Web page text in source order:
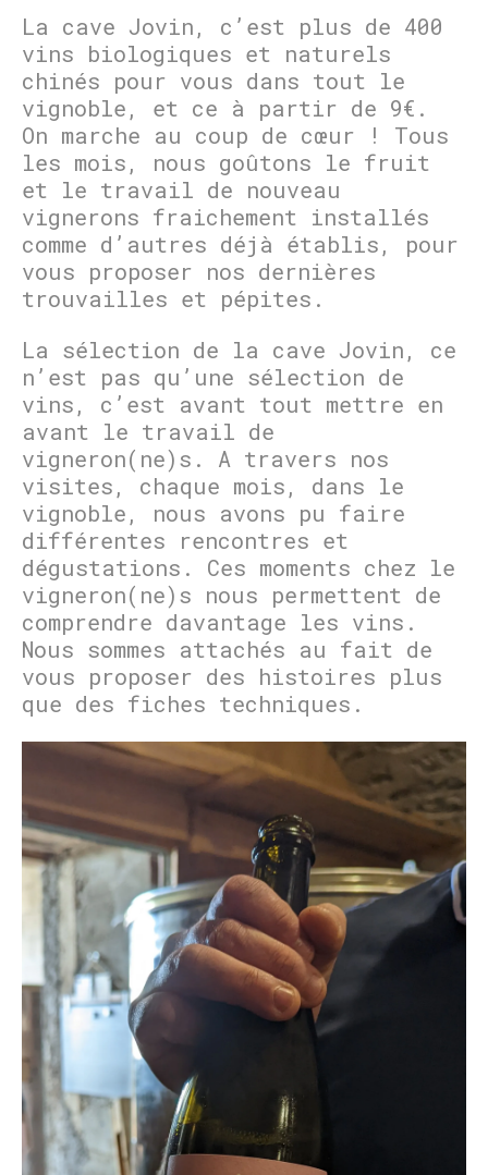
La cave Jovin, c’est plus de 400
vins biologiques et naturels
chinés pour vous dans tout le
vignoble, et ce à partir de 9€.
On marche au coup de cœur ! Tous
les mois, nous goûtons le fruit
et le travail de nouveau
vignerons fraichement installés
comme d’autres déjà établis, pour
vous proposer nos dernières
trouvailles et pépites.
La sélection de la cave Jovin, ce
n’est pas qu’une sélection de
vins, c’est avant tout mettre en
avant le travail de
vigneron(ne)s. A travers nos
visites, chaque mois, dans le
vignoble, nous avons pu faire
différentes rencontres et
dégustations. Ces moments chez le
vigneron(ne)s nous permettent de
comprendre davantage les vins.
Nous sommes attachés au fait de
vous proposer des histoires plus
que des fiches techniques.